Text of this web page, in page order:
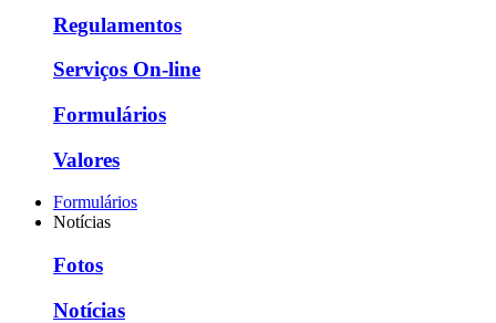
Regulamentos
Serviços On-line
Formulários
Valores
Formulários
Notícias
Fotos
Notícias